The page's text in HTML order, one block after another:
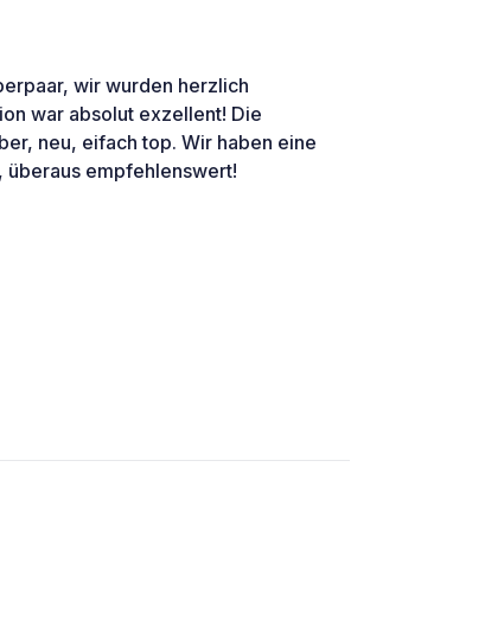
wir wurden herzlich
war absolut exzellent! Die
neu, eifach top. Wir haben eine
überaus empfehlenswert!